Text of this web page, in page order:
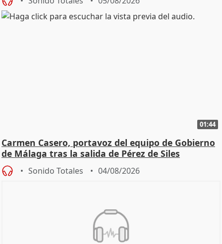
01:44
Carmen Casero, portavoz del equipo de Gobierno
de Málaga tras la salida de Pérez de Siles
Sonido Totales 04/08/2026